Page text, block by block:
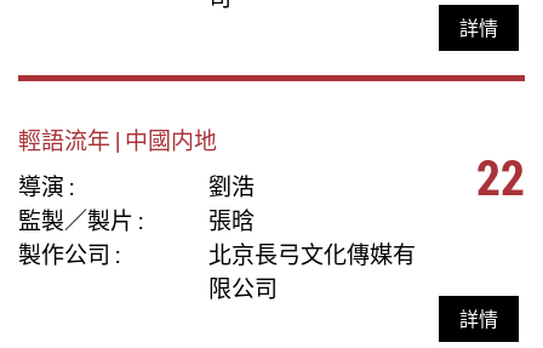
詳情
輕語流年 | 中國内地
導演 :
劉浩
監製／製片 :
張晗
製作公司 :
北京長弓文化傳媒有
限公司
22
詳情